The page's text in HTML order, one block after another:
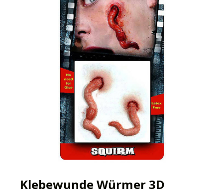
Klebewunde Würmer 3D